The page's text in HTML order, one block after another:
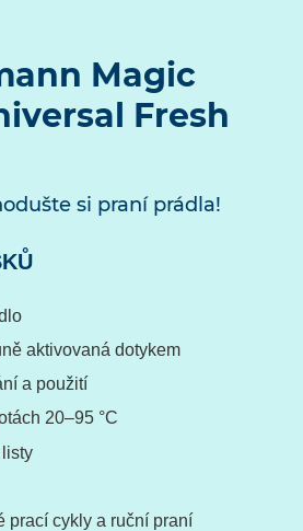
Magic
Fresh
si praní prádla!
aktivovaná dotykem
a použití
20–⁠⁠⁠⁠⁠⁠95 °C
prací cykly a ruční praní